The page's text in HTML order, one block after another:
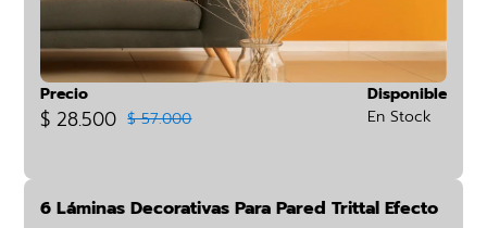
Precio
$ 28.500 $ 57.000
Disponible
En Stock
6 Láminas Decorativas Para Pared Trittal Efecto